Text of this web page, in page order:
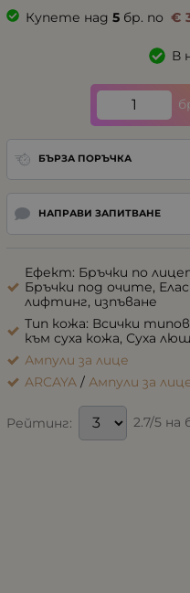
Купете над 5 бр. по €
В
БЪРЗА ПОРЪЧКА
НАПРАВИ ЗАПИТВАНЕ
Ефект: Бръчки по
Бръчки под очите,
лифтинг, изпъване
Тип кожа: Всички
към суха кожа, Суха
Ампули за лице
ARCAYA / Ампули за
Рейтинг: 2.7/5 на